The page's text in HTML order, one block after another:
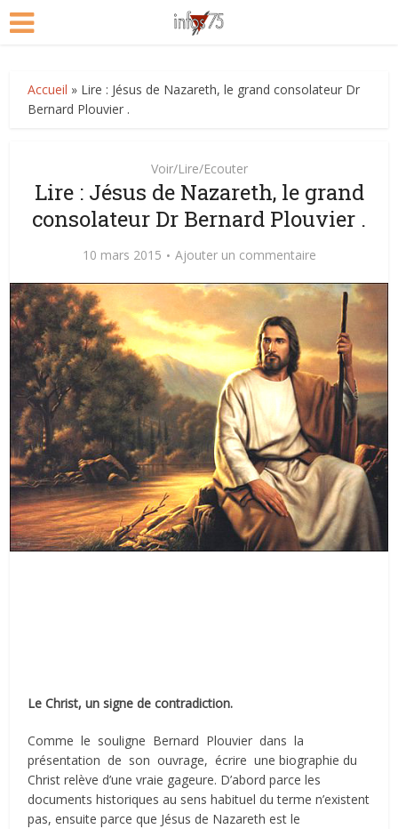
Accueil » Lire : Jésus de Nazareth, le grand consolateur Dr
Bernard Plouvier .
Voir/Lire/Ecouter
Lire : Jésus de Nazareth, le grand
consolateur Dr Bernard Plouvier .
10 mars 2015 Ajouter un commentaire
Le Christ, un signe de contradiction.
Comme le souligne Bernard Plouvier dans la
présentation de son ouvrage, écrire une biographie du
Christ relève d’une vraie gageure. D’abord parce les
documents historiques au sens habituel du terme n’existent
pas, ensuite parce que Jésus de Nazareth est le